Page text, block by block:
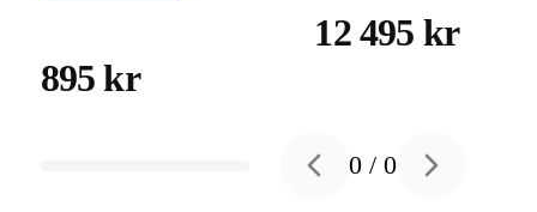
895 kr
12 495 kr
Previous slide
0 /0 Next slide